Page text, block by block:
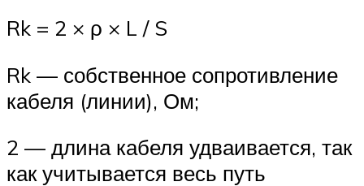
Rk = 2 × ρ × L / S
Rk — собственное сопротивление
кабеля (линии), Ом;
2 — длина кабеля удваивается, так
как учитывается весь путь